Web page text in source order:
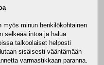
myös minun henkilökohtainen
selkeää intoa ja halua
talkoolaiset helposti
sisäisesti vääntämään
varmastikkaan paranna.